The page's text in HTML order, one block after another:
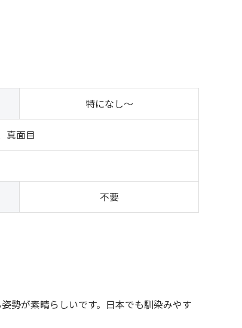
特になし～
真面目
不要
勢が素晴らしいです。日本でも馴染みやす